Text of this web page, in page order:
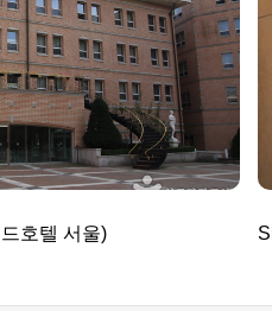
호텔 서울)